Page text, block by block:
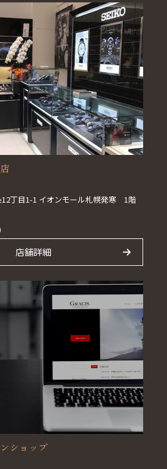
12丁目1-1 イオンモール札幌発寒 1階
店舗詳細
ショップ